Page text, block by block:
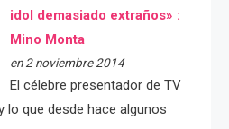
idol demasiado extraños» :
Mino Monta
en 2 noviembre 2014
El célebre presentador de TV
lo que desde hace algunos